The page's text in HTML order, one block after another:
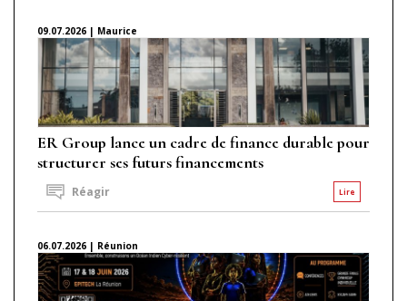
09.07.2026 | Maurice
ER Group lance un cadre de finance durable pour
structurer ses futurs financements
Lire
Réagir
06.07.2026 | Réunion